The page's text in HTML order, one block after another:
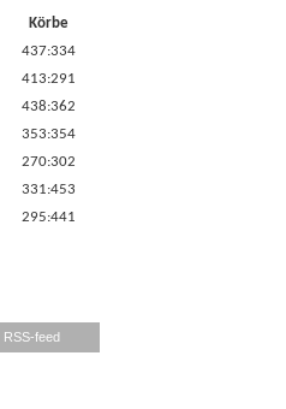
Körbe
437:334
413:291
438:362
353:354
270:302
331:453
295:441
RSS-feed